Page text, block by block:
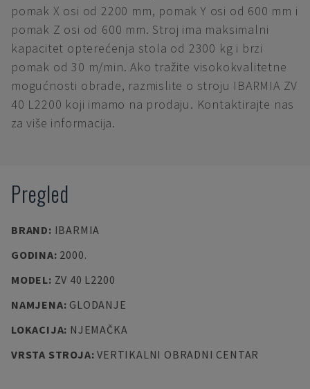
pomak X osi od 2200 mm, pomak Y osi od 600 mm i
pomak Z osi od 600 mm. Stroj ima maksimalni
kapacitet opterećenja stola od 2300 kg i brzi
pomak od 30 m/min. Ako tražite visokokvalitetne
mogućnosti obrade, razmislite o stroju IBARMIA ZV
40 L2200 koji imamo na prodaju. Kontaktirajte nas
za više informacija.
Pregled
BRAND: IBARMIA
GODINA: 2000.
MODEL: ZV 40 L2200
NAMJENA: GLODANJE
LOKACIJA: NJEMAČKA
VRSTA STROJA:VERTIKALNI OBRADNI CENTAR